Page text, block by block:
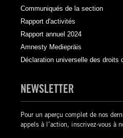
Communiqués de la section
Rapport d'activités
Rapport annuel 2024
Amnesty Mediepräis
Déclaration universelle des droits
NEWSLETTER
Pour un aperçu complet de nos
appels à l’action, inscrivez-vous à